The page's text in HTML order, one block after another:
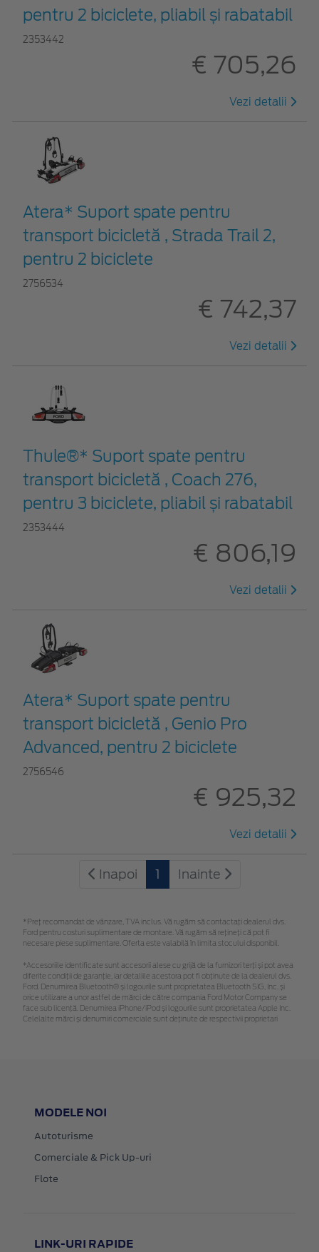
pentru 2 biciclete, pliabil și rabatabil
2353442
€ 705,26
Vezi detalii
Atera* Suport spate pentru
transport bicicletă , Strada Trail 2,
pentru 2 biciclete
2756534
€ 742,37
Vezi detalii
Thule®* Suport spate pentru
transport bicicletă , Coach 276,
pentru 3 biciclete, pliabil și rabatabil
2353444
€ 806,19
Vezi detalii
Atera* Suport spate pentru
transport bicicletă , Genio Pro
Advanced, pentru 2 biciclete
2756546
€ 925,32
Vezi detalii
Inapoi 1 Inainte
*Preţ recomandat de vânzare, TVA inclus. Vă rugăm să contactaţi dealerul dvs.
Ford pentru costuri suplimentare de montare. Vă rugăm să rețineți că pot fi
necesare piese suplimentare. Oferta este valabilă în limita stocului disponibil.
*Accesoriile identificate sunt accesorii alese cu grijă de la furnizori terți și pot avea
diferite condiții de garanție, iar detaliile acestora pot fi obținute de la dealerul dvs.
Ford. Denumirea Bluetooth® și logourile sunt proprietatea Bluetooth SIG, Inc. și
orice utilizare a unor astfel de mărci de către compania Ford Motor Company se
face sub licență. Denumirea iPhone/iPod și logourile sunt proprietatea Apple Inc.
Celelalte mărci și denumiri comerciale sunt deținute de respectivii proprietari
MODELE NOI
Autoturisme
Comerciale & Pick Up-uri
Flote
LINK-URI RAPIDE